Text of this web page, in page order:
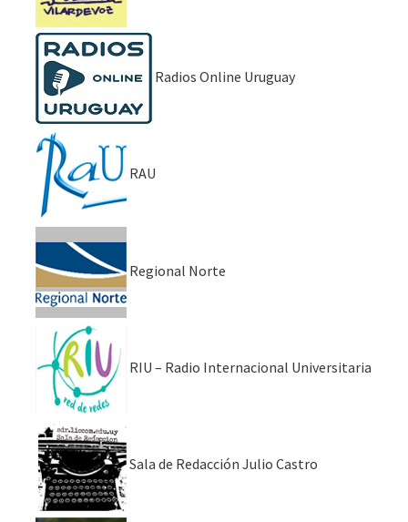
Radios Online Uruguay
RAU
Regional Norte
RIU – Radio Internacional Universitaria
Sala de Redacción Julio Castro